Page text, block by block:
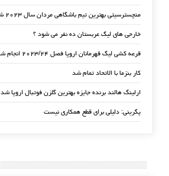
منچسترسیتی بهترین تیم باشگاهی مردان سال ۲۰۲۳ شد
خارجی های لیگ عربستان ده نفر می شود ؟
قرعه کشی لیگ قهرمانان اروپا فصل ۲۰۲۳/۲۴ انجام شد
کار بنزما با الاتحاد تمام شد
ارلینگ هالند برنده جایزه بهترین گلزن فوتبال اروپا شد
پگرینی: دلیلی برای قطع همکاری نیست